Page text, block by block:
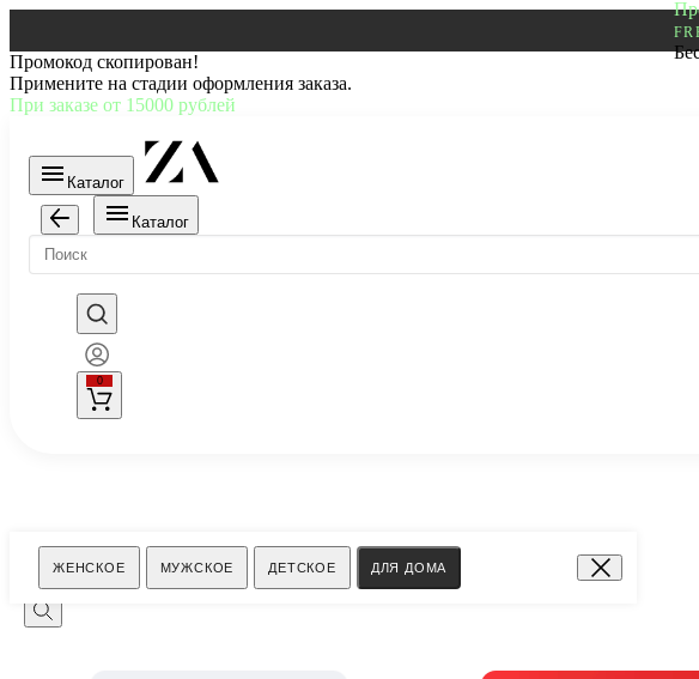
Промокод скопирован!
Примените на стадии оформления заказа.
При заказе от 15000 рублей
Каталог
Каталог
0
ЖЕНСКОЕ МУЖСКОЕ ДЕТСКОЕ ДЛЯ ДОМА
Поиск